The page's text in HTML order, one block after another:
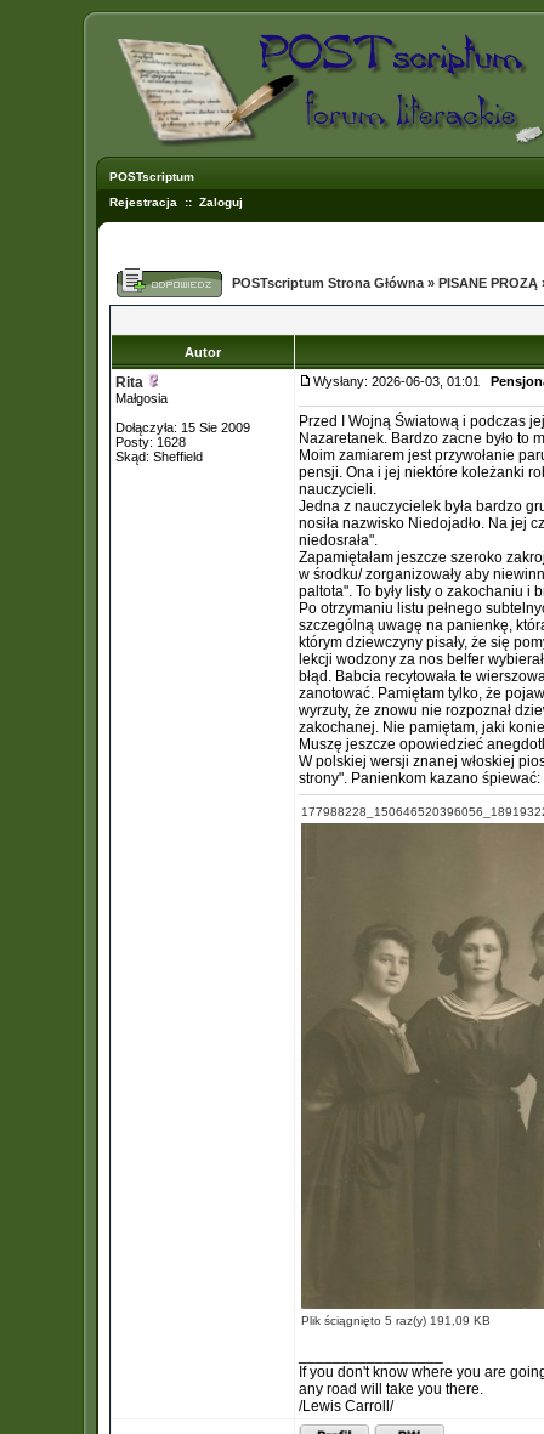
POSTscriptum
Rejestracja :: Zaloguj
POSTscriptum Strona Główna » PISANE PROZĄ
Autor
Rita
Małgosia
Dołączyła: 15 Sie 2009
Posty: 1628
Skąd: Sheffield
Wysłany: 2026-06-03, 01:01
Przed I Wojną Światową i podczas
Nazaretanek. Bardzo zacne było to
Moim zamiarem jest przywołanie
pensji. Ona i jej niektóre koleżanki
nauczycieli.
Jedna z nauczycielek była bardzo
nosiła nazwisko Niedojadło. Na jej
niedosrała".
Zapamiętałam jeszcze szeroko
w środku/ zorganizowały aby
paltota". To były listy o zakochaniu i
Po otrzymaniu listu pełnego
szczególną uwagę na panienkę,
którym dziewczyny pisały, że się
lekcji wodzony za nos belfer
błąd. Babcia recytowała te
zanotować. Pamiętam tylko, że
wyrzuty, że znowu nie rozpoznał
zakochanej. Nie pamiętam, jaki
Muszę jeszcze opowiedzieć
W polskiej wersji znanej włoskiej
strony". Panienkom kazano śpiewać:
Plik ściągnięto 5 raz(y) 191,09 KB
If you don't know where you are
any road will take you there.
/Lewis Carroll/